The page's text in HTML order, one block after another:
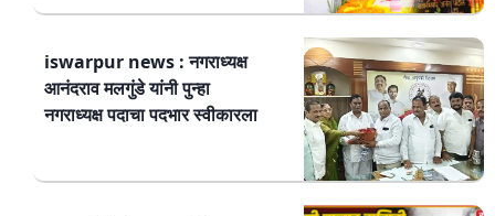
iswarpur news : नगराध्यक्ष
आनंदराव मलगुंडे यांनी पुन्हा
नगराध्यक्ष पदाचा पदभार स्वीकारला